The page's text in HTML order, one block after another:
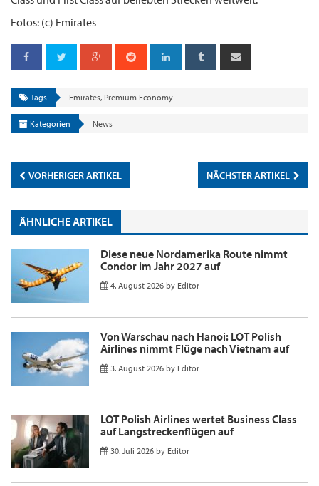
Fotos: (c) Emirates
Tags Emirates, Premium Economy
Kategorien News
VORHERIGER ARTIKEL NÄCHSTER ARTIKEL
ÄHNLICHE ARTIKEL
Diese neue Nordamerika Route nimmt
Condor im Jahr 2027 auf
4. August 2026 by Editor
Von Warschau nach Hanoi: LOT Polish
Airlines nimmt Flüge nach Vietnam auf
3. August 2026 by Editor
LOT Polish Airlines wertet Business Class
auf Langstreckenflügen auf
30. Juli 2026 by Editor